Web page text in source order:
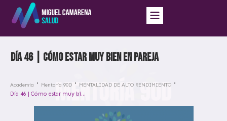
Día 46 | Cómo estar muy bien en pareja
Academia Mentoría 90D MENTALIDAD DE ALTO RENDIMIENTO
Día 46 | Cómo estar muy bien en pareja